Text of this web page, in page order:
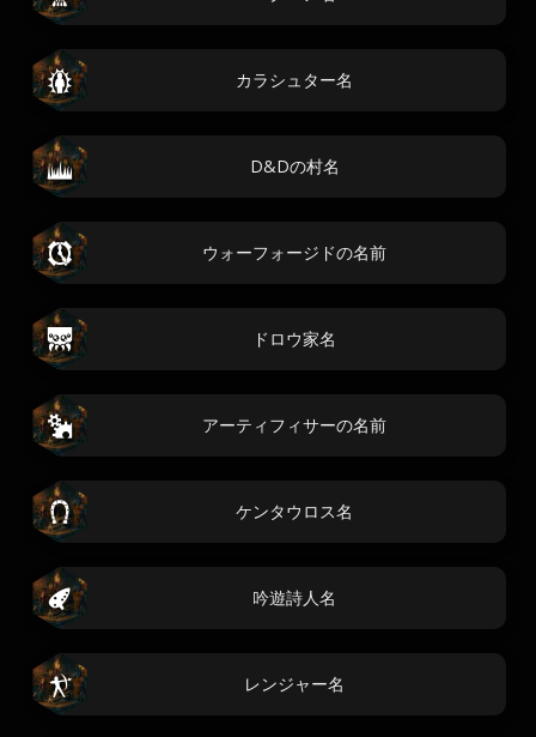
カラシュター名
D&Dの村名
ウォーフォージドの名前
ドロウ家名
アーティフィサーの名前
ケンタウロス名
吟遊詩人名
レンジャー名